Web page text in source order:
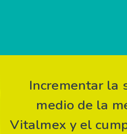
Incrementar la
medio de la
Vitalmex y el